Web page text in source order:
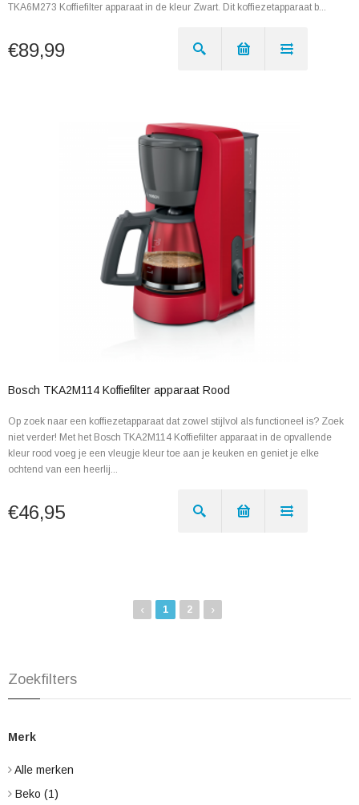
TKA6M273 Koffiefilter apparaat in de kleur Zwart. Dit koffiezetapparaat b...
€89,99
Bosch TKA2M114 Koffiefilter apparaat Rood
Op zoek naar een koffiezetapparaat dat zowel stijlvol als functioneel is? Zoek
niet verder! Met het Bosch TKA2M114 Koffiefilter apparaat in de opvallende
kleur rood voeg je een vleugje kleur toe aan je keuken en geniet je elke
ochtend van een heerlij...
€46,95
‹ 1 2 ›
Zoekfilters
Merk
Alle merken
Beko (1)